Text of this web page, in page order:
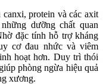
protein và các axit
dưỡng chất quan
đặc tính hỗ trợ kháng
cơ đau nhức và viêm
hoạt hơn. Duy trì thói
phòng ngừa hiệu quả
xương.